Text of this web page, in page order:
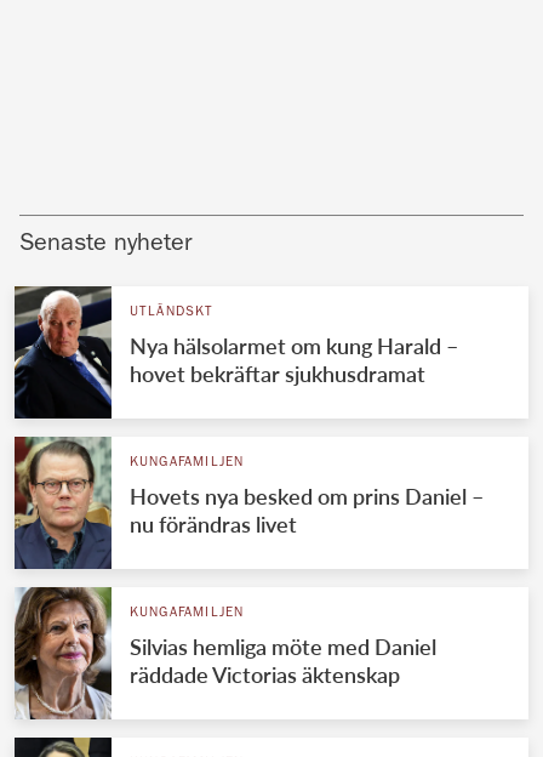
Senaste nyheter
UTLÄNDSKT
Nya hälsolarmet om kung Harald –
hovet bekräftar sjukhusdramat
KUNGAFAMILJEN
Hovets nya besked om prins Daniel –
nu förändras livet
KUNGAFAMILJEN
Silvias hemliga möte med Daniel
räddade Victorias äktenskap